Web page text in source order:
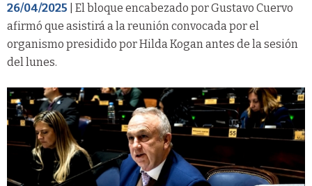
26/04/2025 | El bloque encabezado por Gustavo Cuervo
afirmó que asistirá a la reunión convocada por el
organismo presidido por Hilda Kogan antes de la sesión
del lunes.